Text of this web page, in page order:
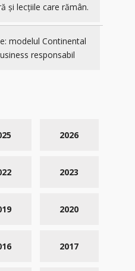
și lecțiile care rămân.
modelul Continental
responsabil
2026
2023
2020
2017